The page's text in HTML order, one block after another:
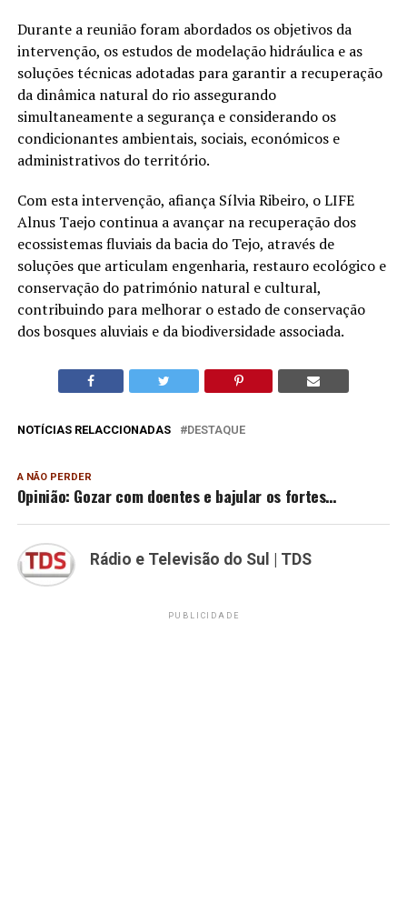
Durante a reunião foram abordados os objetivos da
intervenção, os estudos de modelação hidráulica e as
soluções técnicas adotadas para garantir a recuperação
da dinâmica natural do rio assegurando
simultaneamente a segurança e considerando os
condicionantes ambientais, sociais, económicos e
administrativos do território.
Com esta intervenção, afiança Sílvia Ribeiro, o LIFE
Alnus Taejo continua a avançar na recuperação dos
ecossistemas fluviais da bacia do Tejo, através de
soluções que articulam engenharia, restauro ecológico e
conservação do património natural e cultural,
contribuindo para melhorar o estado de conservação
dos bosques aluviais e da biodiversidade associada.
NOTÍCIAS RELACCIONADAS DESTAQUE
A NÃO PERDER
Opinião: Gozar com doentes e bajular os fortes…
Rádio e Televisão do Sul | TDS
PUBLICIDADE